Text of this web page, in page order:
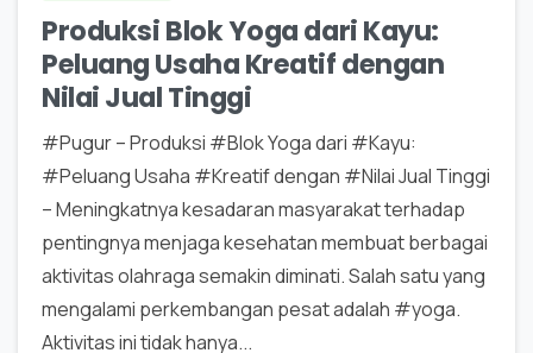
Produksi Blok Yoga dari Kayu:
Peluang Usaha Kreatif dengan
Nilai Jual Tinggi
#Pugur – Produksi #Blok Yoga dari #Kayu:
#Peluang Usaha #Kreatif dengan #Nilai Jual Tinggi
– Meningkatnya kesadaran masyarakat terhadap
pentingnya menjaga kesehatan membuat berbagai
aktivitas olahraga semakin diminati. Salah satu yang
mengalami perkembangan pesat adalah #yoga.
Aktivitas ini tidak hanya...